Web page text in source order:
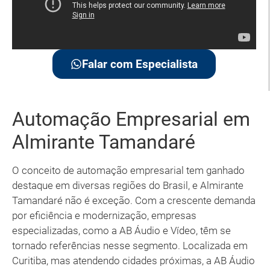
Falar com Especialista
Automação Empresarial em
Almirante Tamandaré
O conceito de automação empresarial tem ganhado
destaque em diversas regiões do Brasil, e Almirante
Tamandaré não é exceção. Com a crescente demanda
por eficiência e modernização, empresas
especializadas, como a AB Áudio e Vídeo, têm se
tornado referências nesse segmento. Localizada em
Curitiba, mas atendendo cidades próximas, a AB Áudio